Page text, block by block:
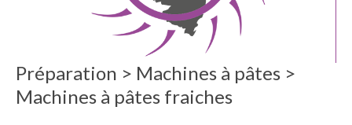
Préparation > Machines à pâtes >
Machines à pâtes fraiches